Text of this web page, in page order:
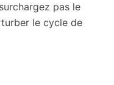
pas le
le cycle de